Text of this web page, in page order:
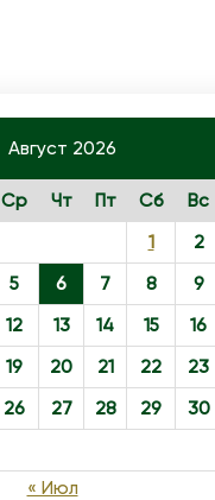
Август 2026
Ср Чт Пт Сб
Вс
1
2
5 6 7 8
9
12 13 14 15
16
19 20 21 22
23
26 27 28 29
30
« Июл